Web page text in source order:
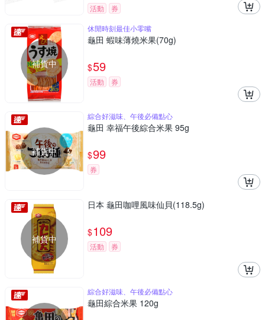
活動 券
補貨中
休閒時刻最佳小零嘴
龜田 蝦味薄燒米果(70g)
$59
活動 券
補貨中
綜合好滋味、午後必備點心
龜田 幸福午後綜合米果 95g
$99
券
補貨中
日本 龜田咖哩風味仙貝(118.5g)
$109
活動 券
綜合好滋味、午後必備點心
龜田綜合米果 120g